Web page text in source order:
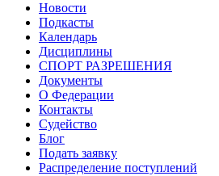
Новости
Подкасты
Календарь
Дисциплины
СПОРТ РАЗРЕШЕНИЯ
Документы
О Федерации
Контакты
Судейство
Блог
Подать заявку
Распределение поступлений